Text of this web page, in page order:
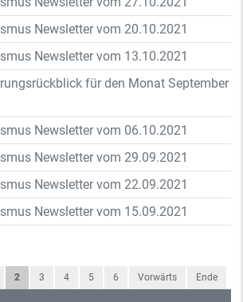
Newsletter vom 20.10.2021
Newsletter vom 13.10.2021
für den Monat September
Newsletter vom 06.10.2021
Newsletter vom 29.09.2021
Newsletter vom 22.09.2021
Newsletter vom 15.09.2021
2 3 4 5 6 Vorwärts Ende